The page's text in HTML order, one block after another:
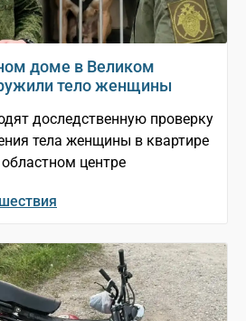
доме в Великом
тело женщины
доследственную проверку
тела женщины в квартире
центре